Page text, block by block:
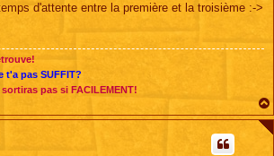
d'attente entre la première et la troisième :->
t'a pas SUFFIT?
pas si FACILEMENT!